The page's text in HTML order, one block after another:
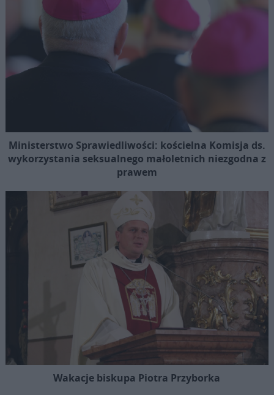
Ministerstwo Sprawiedliwości: kościelna Komisja ds.
wykorzystania seksualnego małoletnich niezgodna z
prawem
Wakacje biskupa Piotra Przyborka